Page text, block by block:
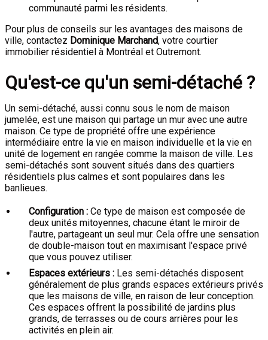
communauté parmi les résidents.
Pour plus de conseils sur les avantages des maisons de
ville, contactez Dominique Marchand, votre courtier
immobilier résidentiel à Montréal et Outremont.
Qu'est-ce qu'un semi-détaché ?
Un semi-détaché, aussi connu sous le nom de maison
jumelée, est une maison qui partage un mur avec une autre
maison. Ce type de propriété offre une expérience
intermédiaire entre la vie en maison individuelle et la vie en
unité de logement en rangée comme la maison de ville. Les
semi-détachés sont souvent situés dans des quartiers
résidentiels plus calmes et sont populaires dans les
banlieues.
Configuration : Ce type de maison est composée de
deux unités mitoyennes, chacune étant le miroir de
l'autre, partageant un seul mur. Cela offre une sensation
de double-maison tout en maximisant l'espace privé
que vous pouvez utiliser.
Espaces extérieurs : Les semi-détachés disposent
généralement de plus grands espaces extérieurs privés
que les maisons de ville, en raison de leur conception.
Ces espaces offrent la possibilité de jardins plus
grands, de terrasses ou de cours arrières pour les
activités en plein air.